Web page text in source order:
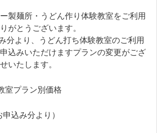
製麺所・うどん作り体験教室をご利用
がとうございます。
分より、うどん打ち体験教室のご利用
込みいただけますプランの変更がござ
いたします。
室プラン別価格
込み分より）